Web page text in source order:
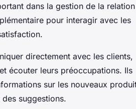
dans la gestion de la relation
pour interagir avec les
directement avec les clients,
écouter leurs préoccupations. Ils
sur les nouveaux
suggestions.